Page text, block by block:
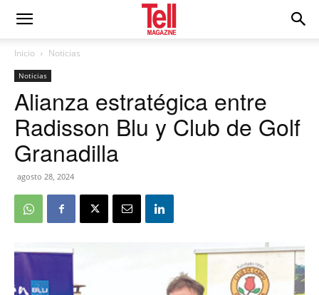
Inicio Noticias
Noticias
Alianza estratégica entre
Radisson Blu y Club de Golf
Granadilla
agosto 28, 2024